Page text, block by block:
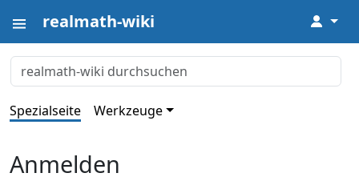
realmath-wiki ↓
Spezialseite Werkzeuge
Anmelden